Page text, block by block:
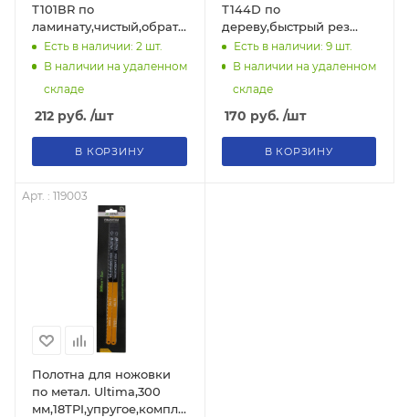
Т101ВR по
ламинату,чистый,обратный
рез 100х75мм (2шт)
73/10/5/4 "ВИХРЬ"
Есть в наличии: 2 шт.
В наличии на удаленном
складе
212 руб. /шт
В КОРЗИНУ
Т144D по
дереву,быстрый рез
100х75мм (2шт) 73/10/5/2
"ВИХРЬ"
Есть в наличии: 9шт.
В наличии на удаленном
складе
170 руб. /шт
В КОРЗИНУ
Арт. : 119003
Полотна для ножовки
по метал. Ultima,300
мм,18TPI,упругое,компл-2